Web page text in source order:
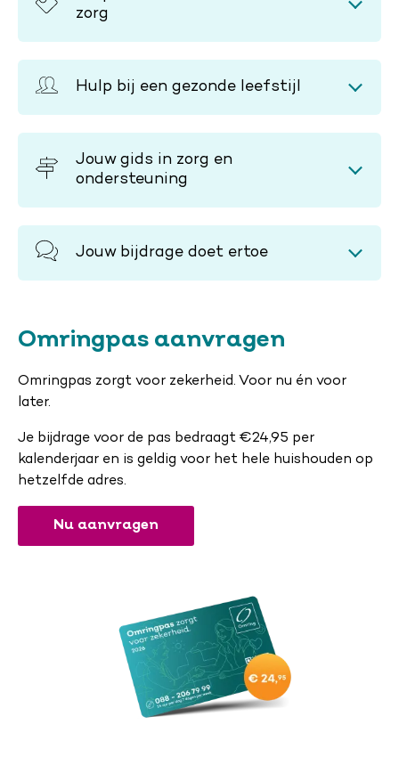
zorg
Hulp bij een gezonde leefstijl
Jouw gids in zorg en
ondersteuning
Jouw bijdrage doet ertoe
Omringpas aanvragen
Omringpas zorgt voor zekerheid. Voor nu én voor
later.
Je bijdrage voor de pas bedraagt €24,95 per
kalenderjaar en is geldig voor het hele huishouden op
hetzelfde adres.
Nu aanvragen